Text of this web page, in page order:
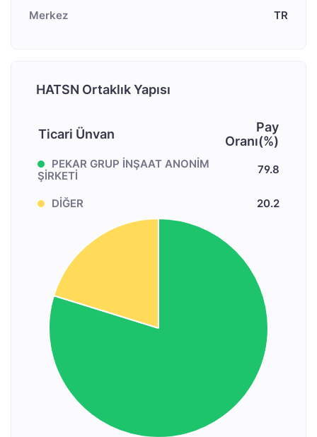
Merkez TR
HATSN Ortaklık Yapısı
Ticari Ünvan
Pay
Oranı(%)
PEKAR GRUP İNŞAAT ANONİM
ŞİRKETİ
79.8
DİĞER 20.2